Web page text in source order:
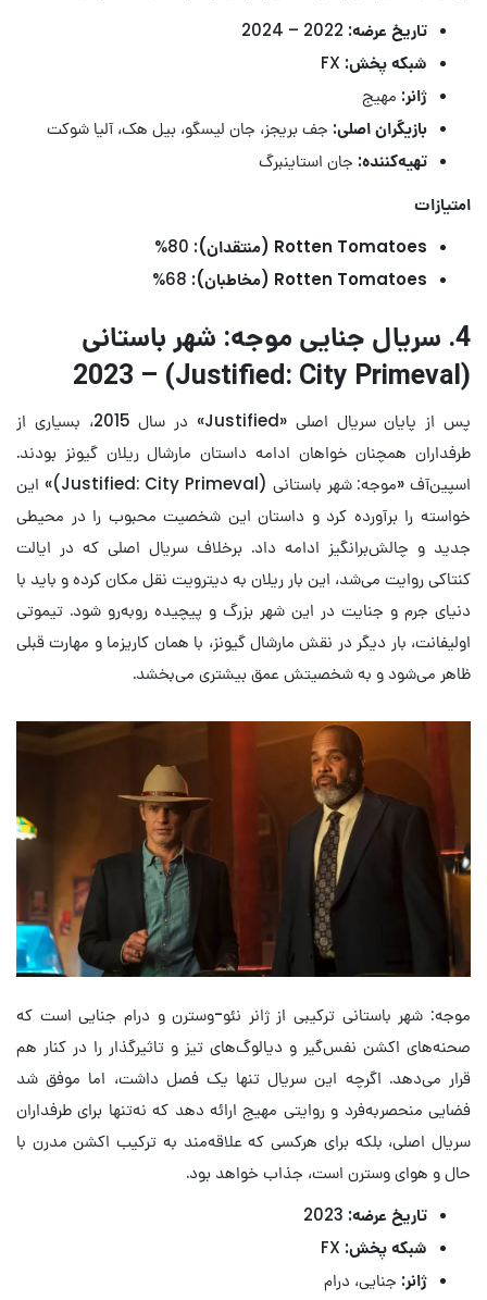
تاریخ عرضه:
شبکه پخش:
ژانر: مهیج
بازیگران اصلی: جف بریجز، جان لیسگو، بیل هک، آلیا شوکت
تهیه‌کننده: جان استاینبرگ
امتیازات
Rotten Tomatoes (منتقدان):
Rotten Tomatoes (مخاطبان):
4. سریال جنایی موجه: شهر باستانی
(Justified: City Primeval) – 2023
پس از پایان سریال اصلی «Justified
» در سال 2015، بسیاری از
طرفداران همچنان خواهان ادامه داستان مارشال ریلان گیونز بودند.
اسپین‌آف «موجه: شهر باستانی (Justified: City Primeval)» این
خواسته را برآورده کرد و داستان این شخصیت محبوب را در محیطی
جدید و چالش‌برانگیز ادامه داد. برخلاف سریال اصلی که در ایالت
کنتاکی روایت می‌شد، این بار ریلان به دیترویت نقل مکان کرده و باید با
دنیای جرم و جنایت در این شهر بزرگ و پیچیده روبه‌رو شود. تیموتی
اولیفانت، بار دیگر در نقش مارشال گیونز، با همان کاریزما و مهارت قبلی
ظاهر می‌شود و به شخصیتش عمق بیشتری می‌بخشد.
موجه: شهر باستانی ترکیبی از ژانر نئو-وسترن و درام جنایی است که
صحنه‌های اکشن نفس‌گیر و دیالوگ‌های تیز و تاثیرگذار را در کنار هم
قرار می‌دهد. اگرچه این سریال تنها یک فصل داشت، اما موفق شد
فضایی منحصربه‌فرد و روایتی مهیج ارائه دهد که نه‌تنها برای طرفداران
سریال اصلی، بلکه برای هرکسی که علاقه‌مند به ترکیب اکشن مدرن با
حال و هوای وسترن است، جذاب خواهد بود.
تاریخ عرضه:
شبکه پخش:
ژانر: جنایی، درام